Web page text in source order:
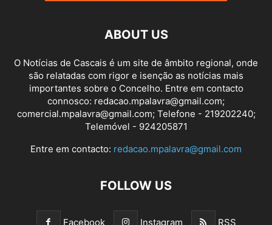
ABOUT US
O Notícias de Cascais é um site de âmbito regional, onde
são relatadas com rigor e isenção as notícias mais
importantes sobre o Concelho. Entre em contacto
connosco: redacao.mpalavra@gmail.com;
comercial.mpalavra@gmail.com; Telefone - 219202240;
Telemóvel - 924205871
Entre em contacto: redacao.mpalavra@gmail.com
FOLLOW US
Facebook Instagram RSS